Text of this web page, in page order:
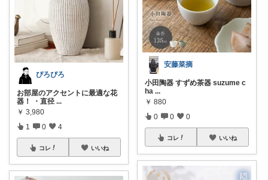
ぴろぴろ
お部屋のアクセントに最適な花
器！ ・直径 ...
￥ 3,980
1 0 4
コレ いいね
安藤菜摘
小田陶器 すずめ茶器 suzume c
ha ...
￥ 880
0 0 0
コレ いいね